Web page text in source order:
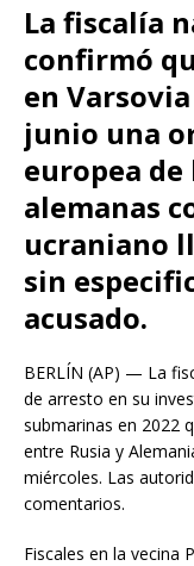
La fiscalía
confirmó
en
junio una
europea
alemanas
ucraniano
sin
acusado.
BERLÍN (AP) — La
de arresto en su
submarinas en 2022
entre Rusia y
miércoles. Las
comentarios.
Fiscales en la vecina